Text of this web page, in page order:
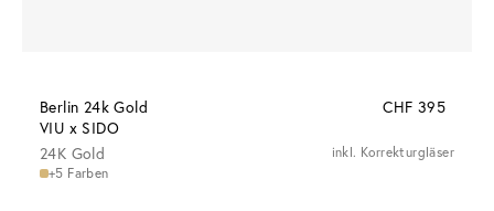
Berlin 24k Gold
VIU x SIDO
CHF 395
24K Gold
+5 Farben
inkl. Korrekturgläser